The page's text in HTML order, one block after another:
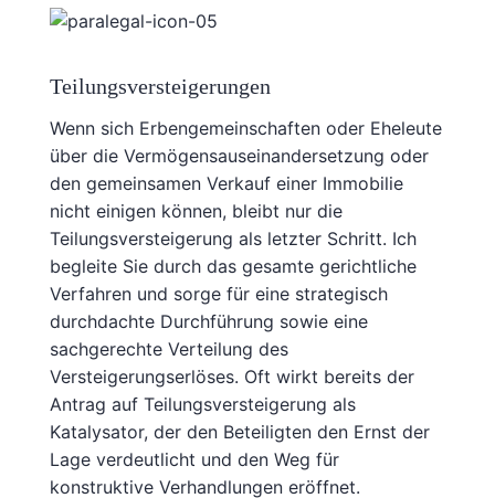
Teilungsversteigerungen
Wenn sich Erbengemeinschaften oder Eheleute
über die Vermögensauseinandersetzung oder
den gemeinsamen Verkauf einer Immobilie
nicht einigen können, bleibt nur die
Teilungsversteigerung als letzter Schritt. Ich
begleite Sie durch das gesamte gerichtliche
Verfahren und sorge für eine strategisch
durchdachte Durchführung sowie eine
sachgerechte Verteilung des
Versteigerungserlöses. Oft wirkt bereits der
Antrag auf Teilungsversteigerung als
Katalysator, der den Beteiligten den Ernst der
Lage verdeutlicht und den Weg für
konstruktive Verhandlungen eröffnet.